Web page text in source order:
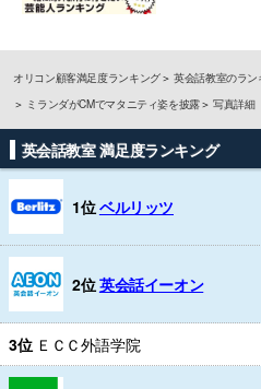
オリコン顧客満足度ランキング 英会話教室のラン
ミランダがCMでマタニティ姿を披露
写真詳細
英会話教室 満足度ランキング
1位ベルリッツ
2位英会話イーオン
3位 ＥＣＣ外語学院